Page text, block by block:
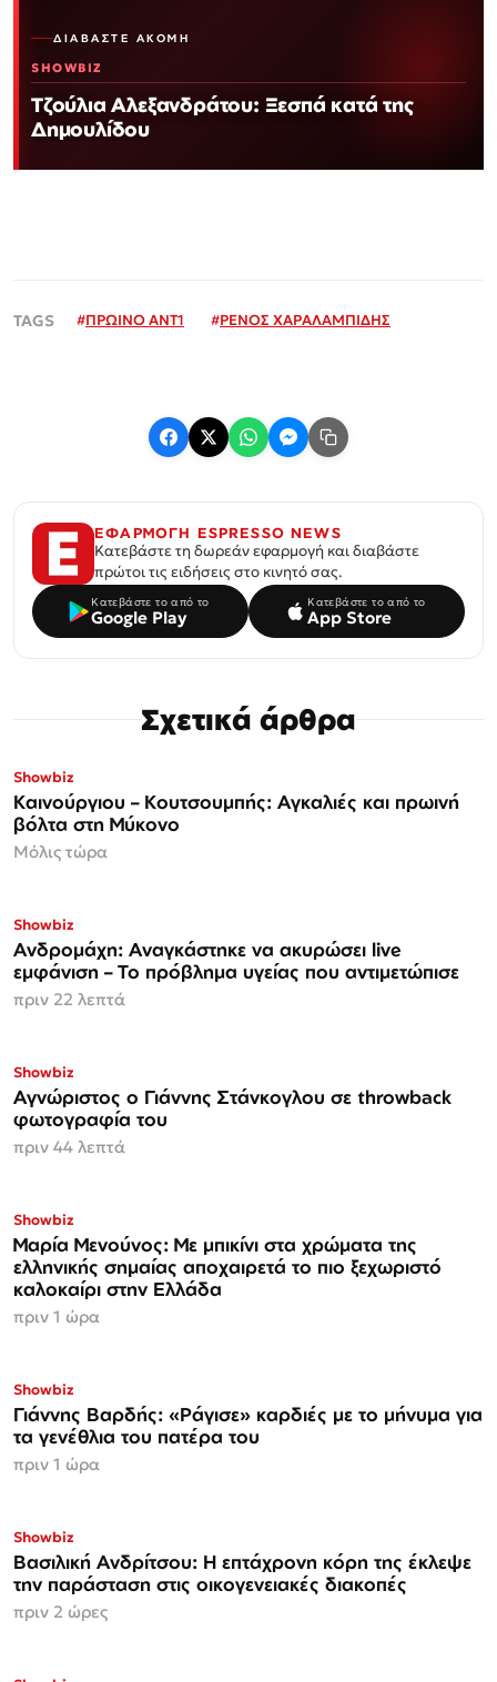
ΔΙΑΒΆΣΤΕ ΑΚΌΜΗ
SHOWBIZ
Τζούλια Αλεξανδράτου: Ξεσπά κατά της
Δημουλίδου
#ΠΡΩΙΝΟ ΑΝΤ1 #ΡΕΝΟΣ ΧΑΡΑΛΑΜΠΙΔΗΣ
ΕΦΑΡΜΟΓΗ ESPRESSO NEWS
Κατεβάστε τη δωρεάν εφαρμογή και διαβάστε
πρώτοι τις ειδήσεις στο κινητό σας.
Κατεβάστε το από το
Google Play
Κατεβάστε το από το
App Store
Σχετικά άρθρα
Showbiz
Καινούργιου – Κουτσουμπής: Αγκαλιές και πρωινή
βόλτα στη Μύκονο
Μόλις τώρα
Showbiz
Ανδρομάχη: Αναγκάστηκε να ακυρώσει live
εμφάνιση – Το πρόβλημα υγείας που αντιμετώπισε
πριν 22 λεπτά
Showbiz
Αγνώριστος ο Γιάννης Στάνκογλου σε throwback
φωτογραφία του
πριν 44 λεπτά
Showbiz
Μαρία Μενούνος: Με μπικίνι στα χρώματα της
ελληνικής σημαίας αποχαιρετά το πιο ξεχωριστό
καλοκαίρι στην Ελλάδα
πριν 1 ώρα
Showbiz
Γιάννης Βαρδής: «Ράγισε» καρδιές με το μήνυμα για
τα γενέθλια του πατέρα του
πριν 1 ώρα
Showbiz
Βασιλική Ανδρίτσου: Η επτάχρονη κόρη της έκλεψε
την παράσταση στις οικογενειακές διακοπές
πριν 2 ώρες